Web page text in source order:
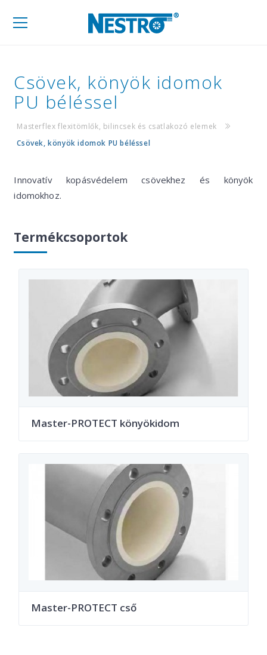
Mobil
Csövek, könyök idomok
PU béléssel
Masterflex flexitömlők, bilincsek és csatlakozó elemek
Csövek, könyök idomok PU béléssel
Innovatív kopásvédelem csövekhez és könyök
idomokhoz.
Termékcsoportok
Master-PROTECT könyökidom
Master-PROTECT cső